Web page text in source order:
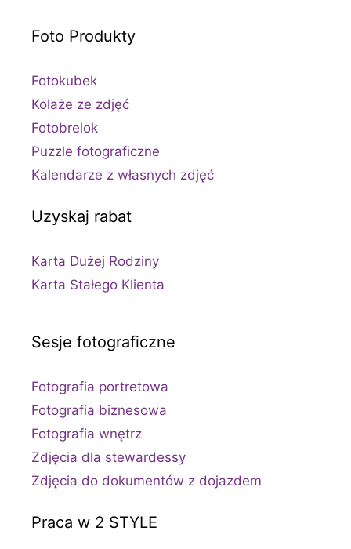
Foto Produkty
Fotokubek
Kolaże ze zdjęć
Fotobrelok
Puzzle fotograficzne
Kalendarze z własnych zdjęć
Uzyskaj rabat
Karta Dużej Rodziny
Karta Stałego Klienta
Sesje fotograficzne
Fotografia portretowa
Fotografia biznesowa
Fotografia wnętrz
Zdjęcia dla stewardessy
Zdjęcia do dokumentów z dojazdem
Praca w 2 STYLE